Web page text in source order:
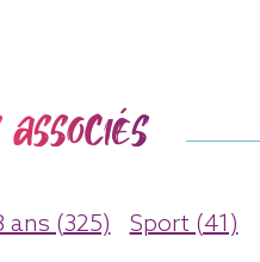
ans (325) Sport (41)